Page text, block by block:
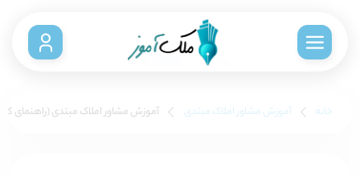
خانه آموزش مشاور املاک مبتدی آموزش مشاور املاک مبتدی (راهنمای